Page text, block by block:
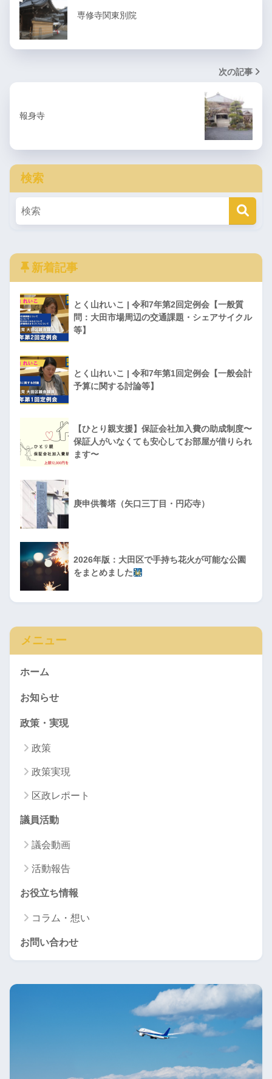
専修寺関東別院
次の記事
報身寺
検索
新着記事
とく山れいこ | 令和7年第2回定例会【一般質
問：大田市場周辺の交通課題・シェアサイクル
等】
とく山れいこ | 令和7年第1回定例会【一般会計
予算に関する討論等】
【ひとり親支援】保証会社加入費の助成制度〜
保証人がいなくても安心してお部屋が借りられ
ます〜
庚申供養塔（矢口三丁目・円応寺）
2026年版：大田区で手持ち花火が可能な公園
をまとめました
メニュー
ホーム
お知らせ
政策・実現
政策
政策実現
区政レポート
議員活動
議会動画
活動報告
お役立ち情報
コラム・想い
お問い合わせ